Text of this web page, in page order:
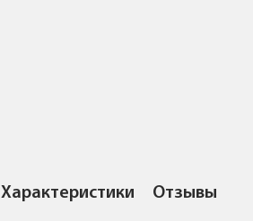
Характеристики Отзывы